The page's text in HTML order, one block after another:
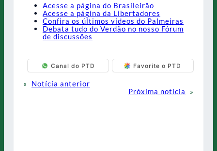
Acesse a página do Brasileirão
Acesse a página da Libertadores
Confira os últimos vídeos do Palmeiras
Debata tudo do Verdão no nosso Fórum
de discussões
Canal do PTD Favorite o PTD
«
Notícia anterior
Próxima notícia
»